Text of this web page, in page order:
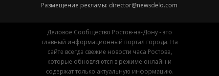
Размещение рекламы: director@newsdelo.com
Деловое Сообщество Ростов-на-Дону - это
главный информационный портал города. На
сайте всегда свежие новости часа Ростова,
которые обновляются в режиме онлайн и
содержат только актуальную информацию.